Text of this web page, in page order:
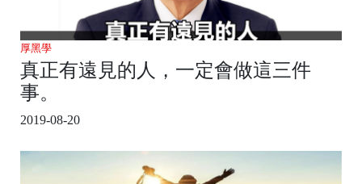
厚黑學
真正有遠見的人，一定會做這三件
事。
2019-08-20